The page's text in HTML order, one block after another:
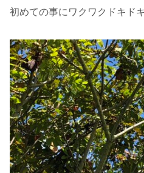
初めての事にワクワクドキド